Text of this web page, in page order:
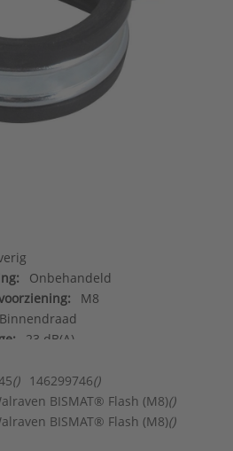
Onbehandeld
M8
Binnendraad
23 dB(A)
buis:
Ja
buis:
Nee
buis:
() 146299746()
BISMAT® Flash (M8)()
BISMAT® Flash (M8)()